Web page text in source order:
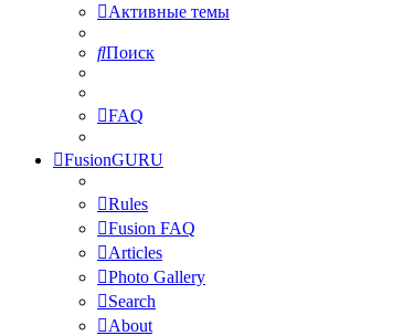
Активные темы
Поиск
FAQ
FusionGURU
Rules
Fusion FAQ
Articles
Photo Gallery
Search
About